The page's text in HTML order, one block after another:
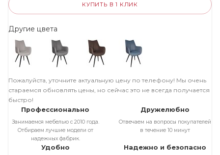
КУПИТЬ В 1 КЛИК
Другие цвета
Пожалуйста, уточните актуальную цену по телефону! Мы очень
стараемся обновлять цены, но сейчас это не всегда получается
быстро!
Профессионально
Занимаемся мебелью с 2010 года.
Отбираем лучшие модели от
надежных фабрик.
Дружелюбно
Отвечаем на вопросы покупателей
в течение 10 минут
Удобно Надежно и безопасно